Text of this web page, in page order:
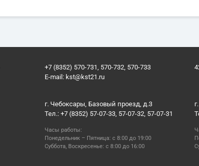
+7 (8352) 570-731, 570-732, 570-733
E-mail: kst@kst21.ru
г. Чебоксары, Базовый проезд, д.3
Тел.: +7 (8352) 57-07-33, 57-07-32, 57-07-31
Часы работы:
Понедельник – Пятница: с 8:00 до 19:00
Суббота, Воскресенье: с 8:00 до 16:00